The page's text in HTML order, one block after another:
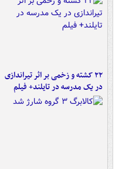
۲۲ کشته و زخمی بر اثر تیراندازی
در یک مدرسه در تایلند+ فیلم